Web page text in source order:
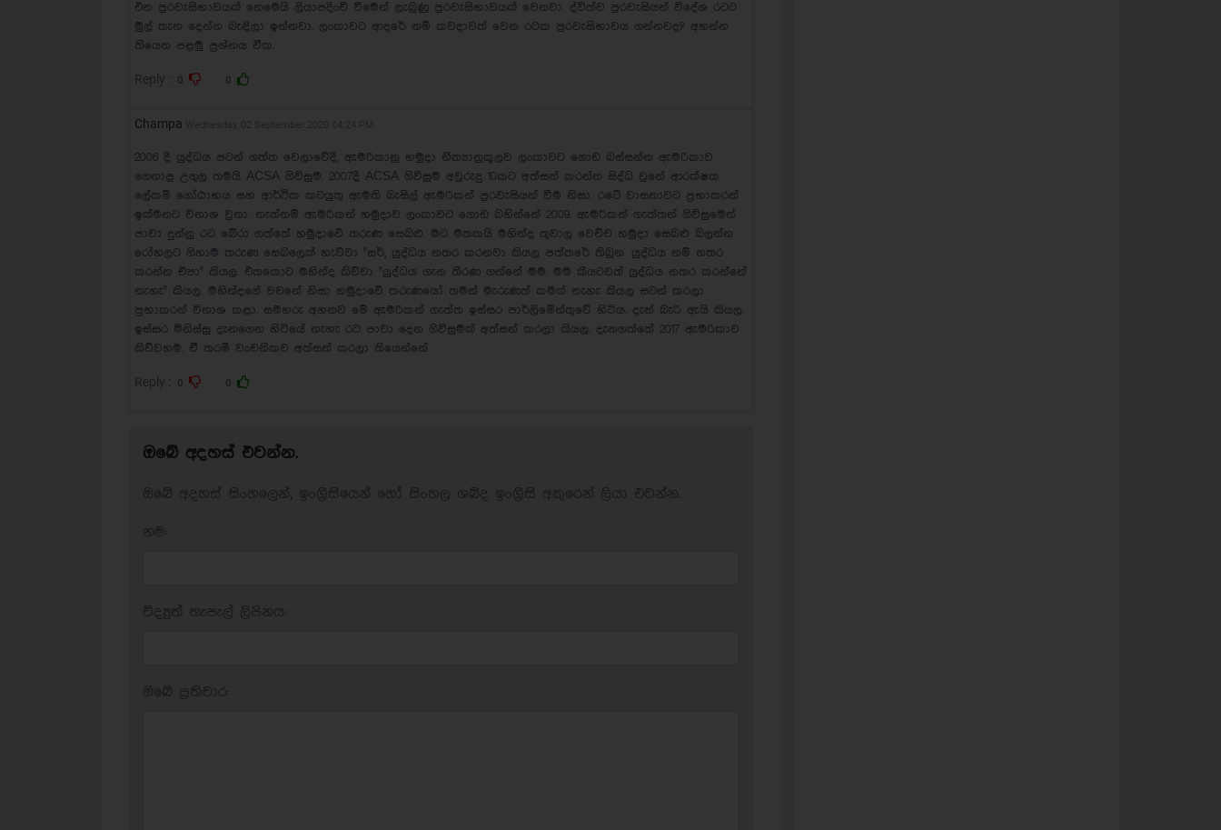
එන පුරවැසිභාවයක් නෙමෙයි ලියාපදිංචි වීමෙන් ලැබුණු පුරවැසිභාවයක් වෙනවා. ද්විත්ව පුරවැසියන් විදේශ රටට
මුල් තැන දෙන්න බැඳිලා ඉන්නවා. ලංකාවට ආදරේ නම් කවදාවත් වෙන රටක පුරවැසිභාවය ගන්නවද? අහන්න
තියෙන පළමු ප්‍රශ්නය ඒක.
Reply : 0 0
Champa
2006 දී යුද්ධය පටන් ගත්ත වෙලාවේදී, ඇමරිකානු හමුදා නීත්‍යානුකූලව ලංකාවට ගොඩ බස්සන්න ඇමරිකාව
ගෙනාපු උගුල තමයි ACSA ගිවිසුම. 2007දී ACSA ගිවිසුම අවුරුදු 10කට අත්සන් කරන්න සිද්ධ වුනේ ආරක්ෂක
ලේකම් ගෝඨාභය සහ ආර්ථික කටයුතු ඇමති බැසිල් ඇමරිකන් පුරවැසියන් වීම නිසා. රටේ වාසනාවට ප්‍රභාකරන්
ඉක්මනට විනාශ වුනා. නැත්නම් ඇමරිකන් හමුදාව ලංකාවට ගොඩ බහින්නේ 2009. ඇමරිකන් ගැත්තන් ගිවිසුමෙන්
පාවා දුන්නු රට බේරා ගත්තේ හමුදාවේ තරුණ සෙබළු. මට මතකයි මහින්ද තුවාල වෙච්ච හමුදා සෙබළු බලන්න
රෝහලට ගිහාම තරුණ සෙබලෙක් හැව්වා "සර්, යුද්ධය නතර කරනවා කියල පත්තරේ තිබුන. යුද්ධය නම් නතර
කරන්න එපා" කියල. එතකොට මහින්ද කිව්වා "යුද්ධය ගැන තීරණ ගන්නේ මම. මම කීයටවත් යුද්ධය නතර කරන්නේ
නැහැ" කියල. මහින්දගේ වචනේ නිසා හමුදාවේ තරුණයෝ තමන් මැරුණත් කමක් නැහැ කියල සටන් කරලා
ප්‍රභාකරන් විනාශ කළා. සමහරු අහනව මේ ඇමරිකන් ගැත්ත ඉස්සර පාර්ලිමේන්තුවේ හිටිය. දැන් බැරි ඇයි කියල.
ඉස්සර මිනිස්සු දැනගෙන හිටියේ නැහැ රට පාවා දෙන ගිවිසුමක් අත්සන් කරලා කියල. දැනගත්තේ 2017 ඇමරිකාව
කිව්වහම. ඒ තරම් වංචනිකව අත්සන් කරලා තියෙන්නේ.
Reply : 0 0
ඔබේ අදහස් එවන්න.